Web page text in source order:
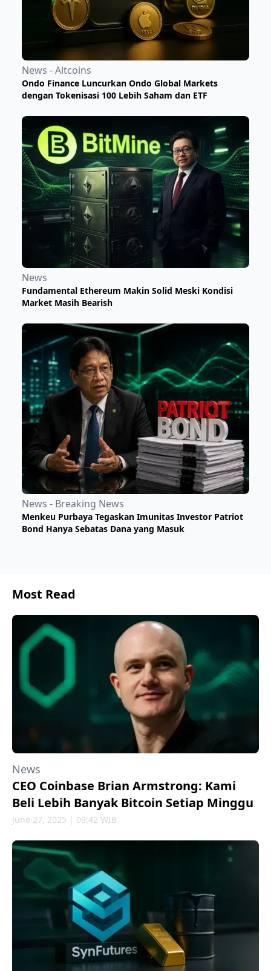
News - Altcoins
Ondo Finance Luncurkan Ondo Global Markets
dengan Tokenisasi 100 Lebih Saham dan ETF
News
Fundamental Ethereum Makin Solid Meski Kondisi
Market Masih Bearish
News - Breaking News
Menkeu Purbaya Tegaskan Imunitas Investor Patriot
Bond Hanya Sebatas Dana yang Masuk
Most Read
News
CEO Coinbase Brian Armstrong: Kami
Beli Lebih Banyak Bitcoin Setiap Minggu
June 27, 2025 | 09:42 WIB